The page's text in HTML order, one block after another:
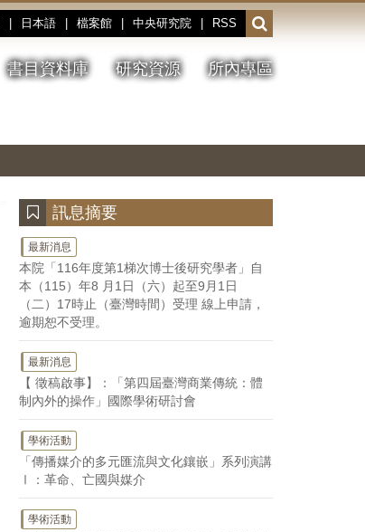
日本語 檔案館 中央研究院 RSS
開
啟
或
收
書目資料庫 研究資源 所內專區
停、
圖
圖
結
訊息摘要
最新消息
本院「116年度第1梯次博士後研究學者」自
本（115）年8 月1日（六）起至9月1日
（二）17時止（臺灣時間）受理 線上申請，
逾期恕不受理。
最新消息
【 徵稿啟事】：「第四屆臺灣商業傳統：體
制內外的操作」國際學術研討會
學術活動
「傳播媒介的多元匯流與文化鑲嵌」系列演講
Ⅰ：革命、亡國與媒介
學術活動